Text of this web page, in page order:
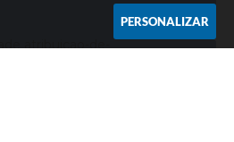
PERSONALIZAR